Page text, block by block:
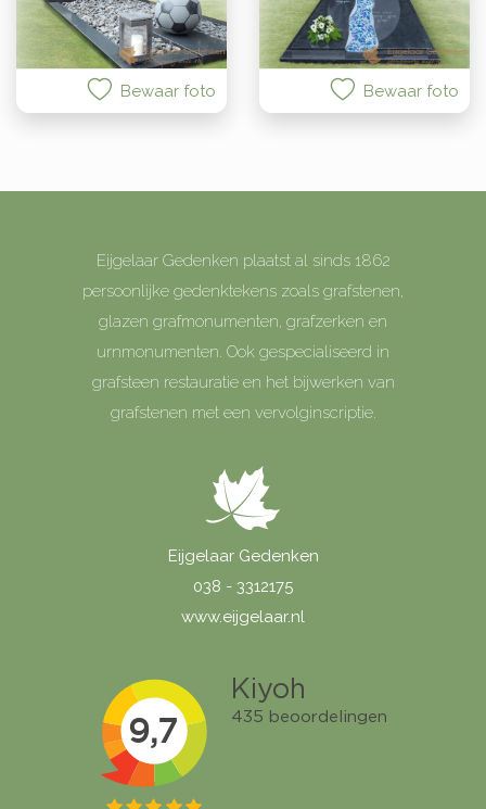
Bewaar foto Bewaar foto
Eijgelaar Gedenken plaatst al sinds 1862
persoonlijke gedenktekens zoals grafstenen,
glazen grafmonumenten, grafzerken en
urnmonumenten. Ook gespecialiseerd in
grafsteen restauratie en het bijwerken van
grafstenen met een vervolginscriptie.
Eijgelaar Gedenken
038 - 3312175
www.eijgelaar.nl